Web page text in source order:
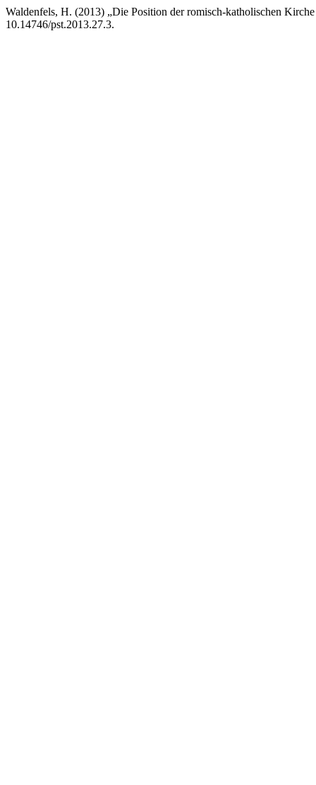
Waldenfels, H. (2013) „Die Position der romisch-katholischen
10.14746/pst.2013.27.3.